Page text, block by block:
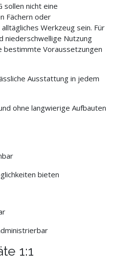
sollen nicht eine
Fächern oder
Werkzeug sein. Für
niederschwellige Nutzung
bestimmte Voraussetzungen
Ausstattung in jedem
ohne langwierige Aufbauten
bieten
1:1